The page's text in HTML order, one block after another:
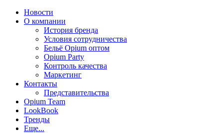
Новости
О компании
История бренда
Условия сотрудничества
Бельё Opium оптом
Opium Party
Контроль качества
Маркетинг
Контакты
Представительства
Opium Team
LookBook
Тренды
Еще...